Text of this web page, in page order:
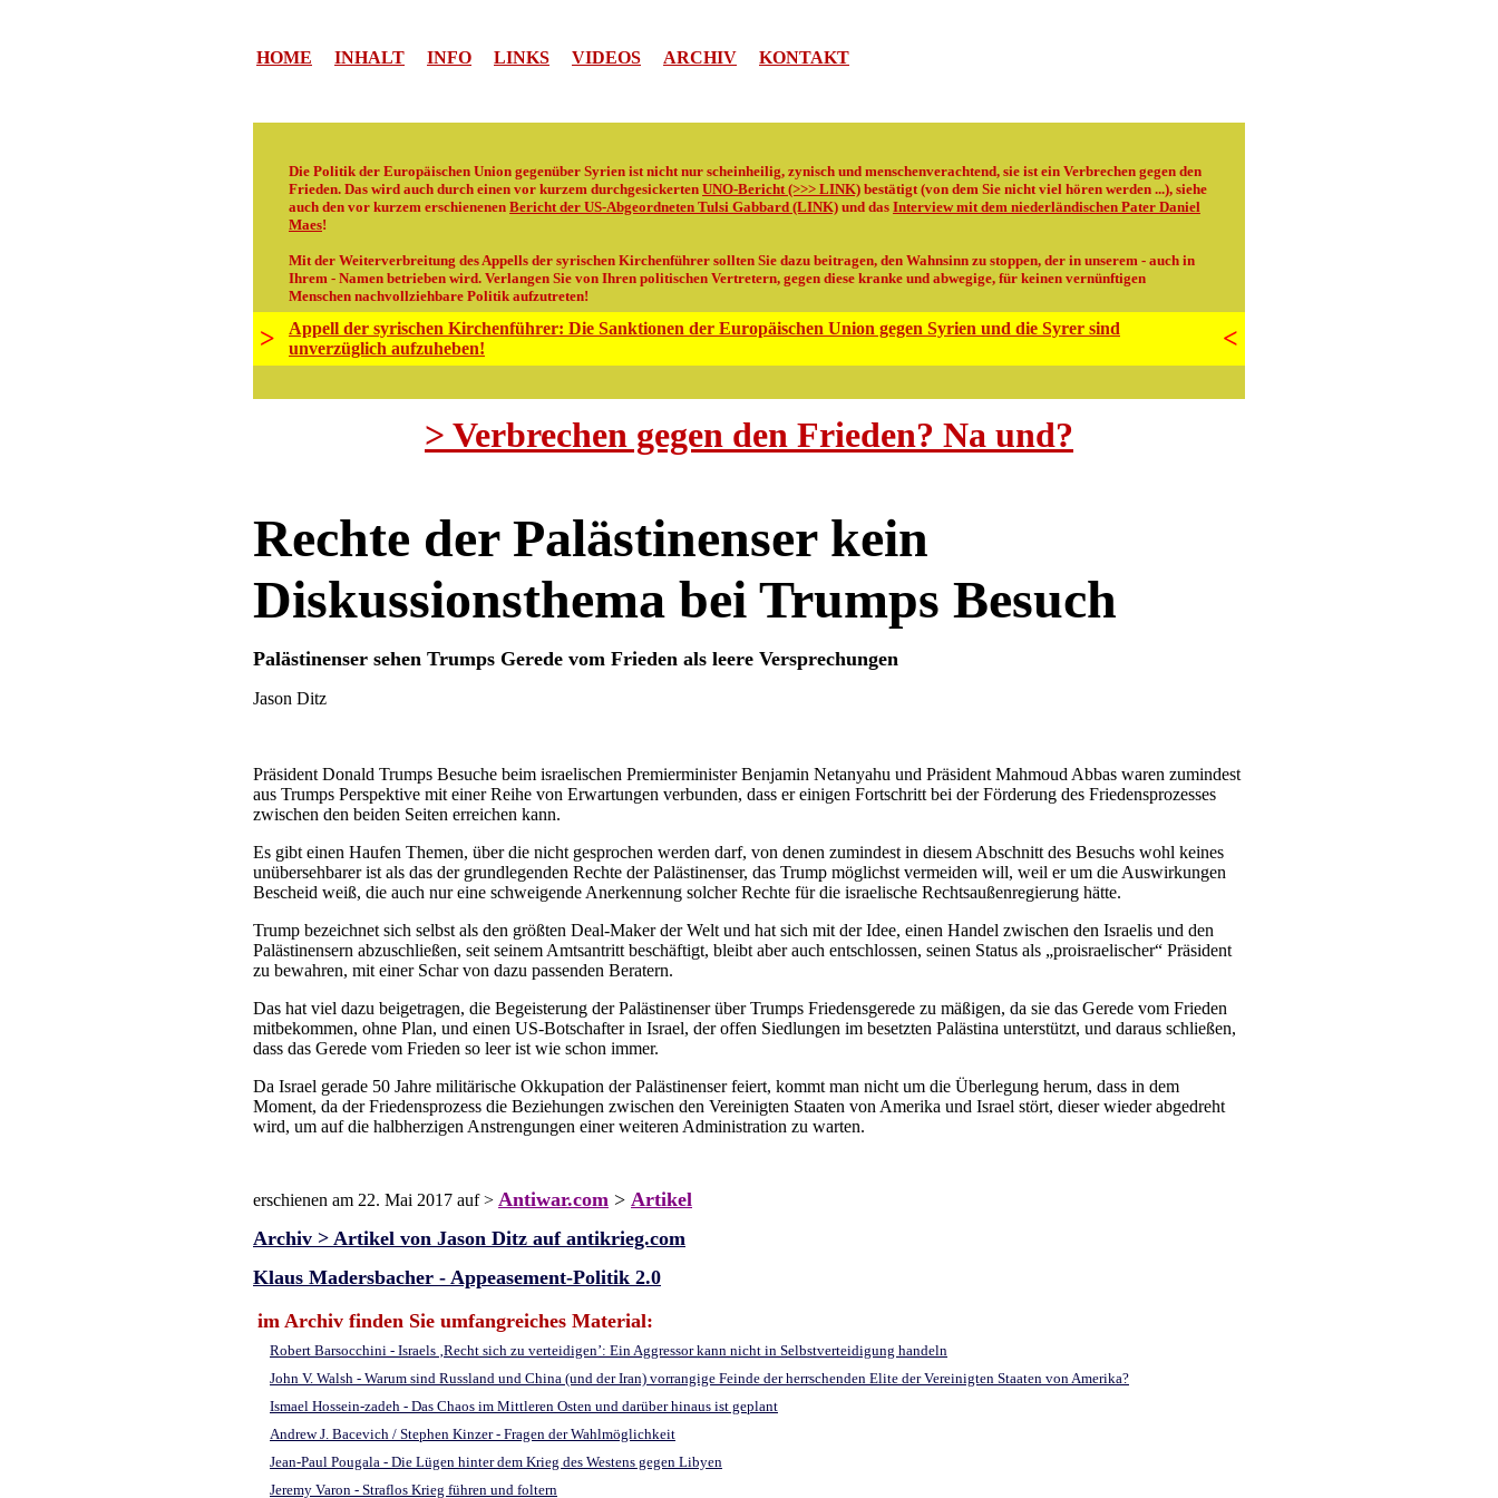
HOME INHALT INFO LINKS VIDEOS ARCHIV KONTAKT
Die Politik der Europäischen Union gegenüber Syrien ist nicht nur scheinheilig, zynisch und menschenverachtend, sie ist ein Verbrechen gegen den
Frieden. Das wird auch durch einen vor kurzem durchgesickerten UNO-Bericht (>>> LINK) bestätigt (von dem Sie nicht viel hören werden ...), siehe
auch den vor kurzem erschienenen Bericht der US-Abgeordneten Tulsi Gabbard (LINK) und das Interview mit dem niederländischen Pater Daniel
Maes!
Mit der Weiterverbreitung des Appells der syrischen Kirchenführer sollten Sie dazu beitragen, den Wahnsinn zu stoppen, der in unserem - auch in
Ihrem - Namen betrieben wird. Verlangen Sie von Ihren politischen Vertretern, gegen diese kranke und abwegige, für keinen vernünftigen
Menschen nachvollziehbare Politik aufzutreten!
>
Appell der syrischen Kirchenführer: Die Sanktionen der Europäischen Union gegen Syrien und die Syrer sind
unverzüglich aufzuheben!
<
> Verbrechen gegen den Frieden? Na und?
Rechte der Palästinenser kein
Diskussionsthema bei Trumps Besuch
Palästinenser sehen Trumps Gerede vom Frieden als leere Versprechungen
Jason Ditz
Präsident Donald Trumps Besuche beim israelischen Premierminister Benjamin Netanyahu und Präsident Mahmoud Abbas waren zumindest
aus Trumps Perspektive mit einer Reihe von Erwartungen verbunden, dass er einigen Fortschritt bei der Förderung des Friedensprozesses
zwischen den beiden Seiten erreichen kann.
Es gibt einen Haufen Themen, über die nicht gesprochen werden darf, von denen zumindest in diesem Abschnitt des Besuchs wohl keines
unübersehbarer ist als das der grundlegenden Rechte der Palästinenser, das Trump möglichst vermeiden will, weil er um die Auswirkungen
Bescheid weiß, die auch nur eine schweigende Anerkennung solcher Rechte für die israelische Rechtsaußenregierung hätte.
Trump bezeichnet sich selbst als den größten Deal-Maker der Welt und hat sich mit der Idee, einen Handel zwischen den Israelis und den
Palästinensern abzuschließen, seit seinem Amtsantritt beschäftigt, bleibt aber auch entschlossen, seinen Status als „proisraelischer“ Präsident
zu bewahren, mit einer Schar von dazu passenden Beratern.
Das hat viel dazu beigetragen, die Begeisterung der Palästinenser über Trumps Friedensgerede zu mäßigen, da sie das Gerede vom Frieden
mitbekommen, ohne Plan, und einen US-Botschafter in Israel, der offen Siedlungen im besetzten Palästina unterstützt, und daraus schließen,
dass das Gerede vom Frieden so leer ist wie schon immer.
Da Israel gerade 50 Jahre militärische Okkupation der Palästinenser feiert, kommt man nicht um die Überlegung herum, dass in dem
Moment, da der Friedensprozess die Beziehungen zwischen den Vereinigten Staaten von Amerika und Israel stört, dieser wieder abgedreht
wird, um auf die halbherzigen Anstrengungen einer weiteren Administration zu warten.
erschienen am 22. Mai 2017 auf > Antiwar.com > Artikel
Archiv > Artikel von Jason Ditz auf antikrieg.com
Klaus Madersbacher - Appeasement-Politik 2.0
im Archiv finden Sie umfangreiches Material:
Robert Barsocchini - Israels ‚Recht sich zu verteidigen’: Ein Aggressor kann nicht in Selbstverteidigung handeln
John V. Walsh - Warum sind Russland und China (und der Iran) vorrangige Feinde der herrschenden Elite der Vereinigten Staaten von Amerika?
Ismael Hossein-zadeh - Das Chaos im Mittleren Osten und darüber hinaus ist geplant
Andrew J. Bacevich / Stephen Kinzer - Fragen der Wahlmöglichkeit
Jean-Paul Pougala - Die Lügen hinter dem Krieg des Westens gegen Libyen
Jeremy Varon - Straflos Krieg führen und foltern